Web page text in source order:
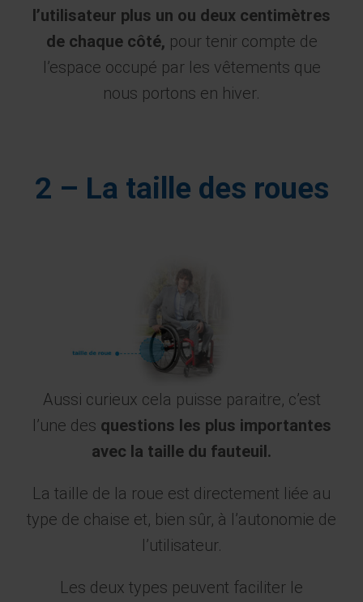
l’utilisateur plus un ou deux centimètres
de chaque côté, pour tenir compte de
l’espace occupé par les vêtements que
nous portons en hiver.
2 – La taille des roues
Aussi curieux cela puisse paraitre, c’est
l’une des questions les plus importantes
avec la taille du fauteuil.
La taille de la roue est directement liée au
type de chaise et, bien sûr, à l’autonomie de
l’utilisateur.
Les deux types peuvent faciliter le